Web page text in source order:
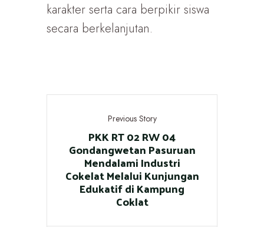
karakter serta cara berpikir siswa
secara berkelanjutan.
Previous Story
PKK RT 02 RW 04
Gondangwetan Pasuruan
Mendalami Industri
Cokelat Melalui Kunjungan
Edukatif di Kampung
Coklat